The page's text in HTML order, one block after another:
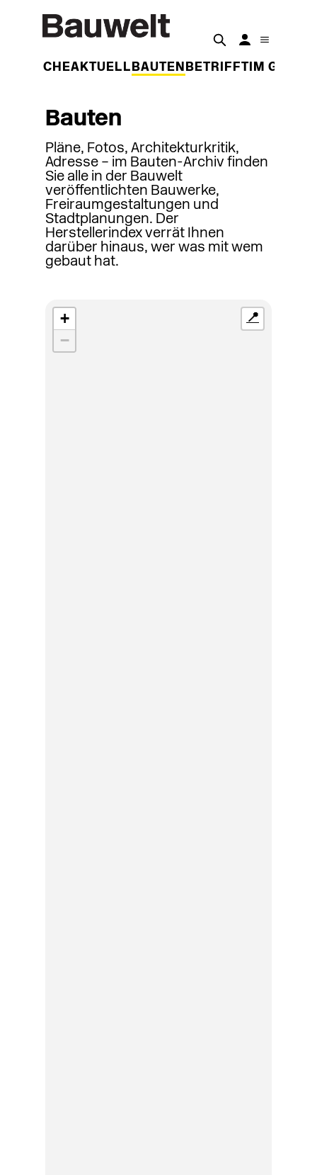
WOCHEAKTUELL BAUTEN BETRIFFT IM
Bauten
Pläne, Fotos, Architekturkritik,
Adresse – im Bauten-Archiv finden
Sie alle in der Bauwelt
veröffentlichten Bauwerke,
Freiraumgestaltungen und
Stadtplanungen. Der
Herstellerindex verrät Ihnen
darüber hinaus, wer was mit wem
gebaut hat.
+
−
📍